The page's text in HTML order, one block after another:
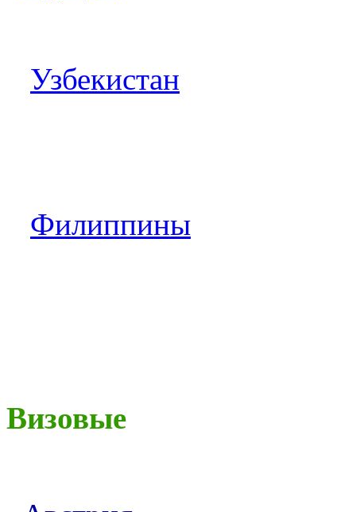
Узбекистан
Филиппины
Визовые